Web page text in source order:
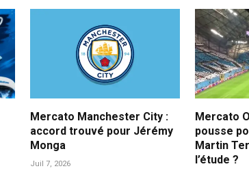
Mercato Manchester City :
accord trouvé pour Jérémy
Monga
Juil 7, 2026
Mercato
pousse
Martin
l’étude ?